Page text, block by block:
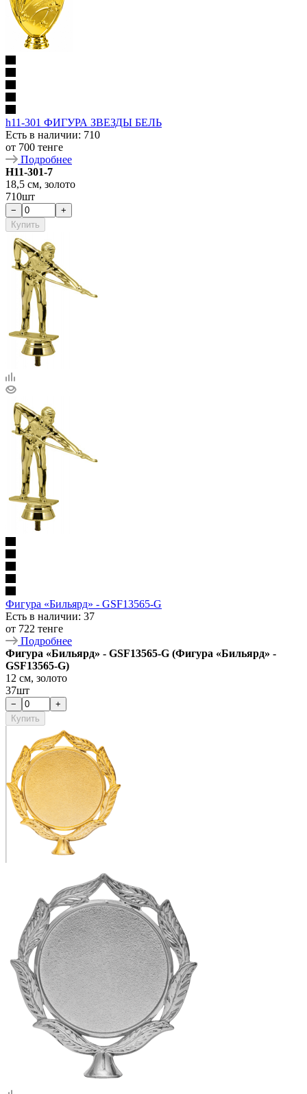
h11-301 ФИГУРА ЗВЕЗДЫ БЕЛЬ
Есть в наличии: 710
от 700 тенге
Подробнее
Н11-301-7
18,5 см, золото
710шт
−
+
Купить
Фигура «Бильярд» - GSF13565-G
Есть в наличии: 37
от 722 тенге
Подробнее
Фигура «Бильярд» - GSF13565-G (Фигура «Бильярд» -
GSF13565-G)
12 см, золото
37шт
−
+
Купить